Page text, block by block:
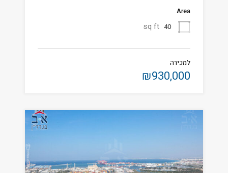
Area
40
sq ft
למכירה
₪930,000